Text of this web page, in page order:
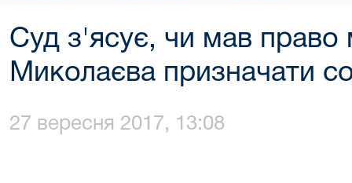
Суд з'ясує, чи мав право
Миколаєва призначати
27 вересня 2017, 13:08